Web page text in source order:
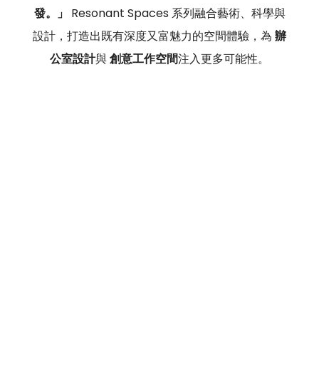
發。」 Resonant Spaces 系列融合藝術、科學與
設計，打造出既有深度又富魅力的空間體驗，為 辦
公室設計與 創意工作空間注入更多可能性。